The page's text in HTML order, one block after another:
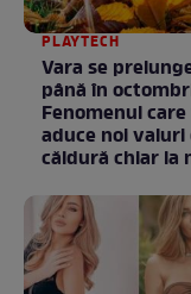
PLAYTECH
Vara se
până în
Fenomenul
aduce noi valuri
căldură chiar la